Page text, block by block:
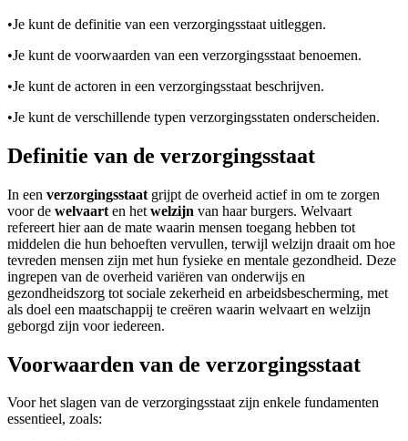
•Je kunt de definitie van een verzorgingsstaat uitleggen.
•Je kunt de voorwaarden van een verzorgingsstaat benoemen.
•Je kunt de actoren in een verzorgingsstaat beschrijven.
•Je kunt de verschillende typen verzorgingsstaten onderscheiden.
Definitie van de verzorgingsstaat
In een verzorgingsstaat grijpt de overheid actief in om te zorgen
voor de welvaart en het welzijn van haar burgers. Welvaart
refereert hier aan de mate waarin mensen toegang hebben tot
middelen die hun behoeften vervullen, terwijl welzijn draait om hoe
tevreden mensen zijn met hun fysieke en mentale gezondheid. Deze
ingrepen van de overheid variëren van onderwijs en
gezondheidszorg tot sociale zekerheid en arbeidsbescherming, met
als doel een maatschappij te creëren waarin welvaart en welzijn
geborgd zijn voor iedereen.
Voorwaarden van de verzorgingsstaat
Voor het slagen van de verzorgingsstaat zijn enkele fundamenten
essentieel, zoals: